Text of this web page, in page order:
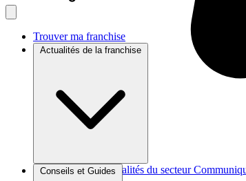
Trouver ma franchise
Actualités de la franchise
Brèves et actus Actualités du secteur
Conseils et Guides